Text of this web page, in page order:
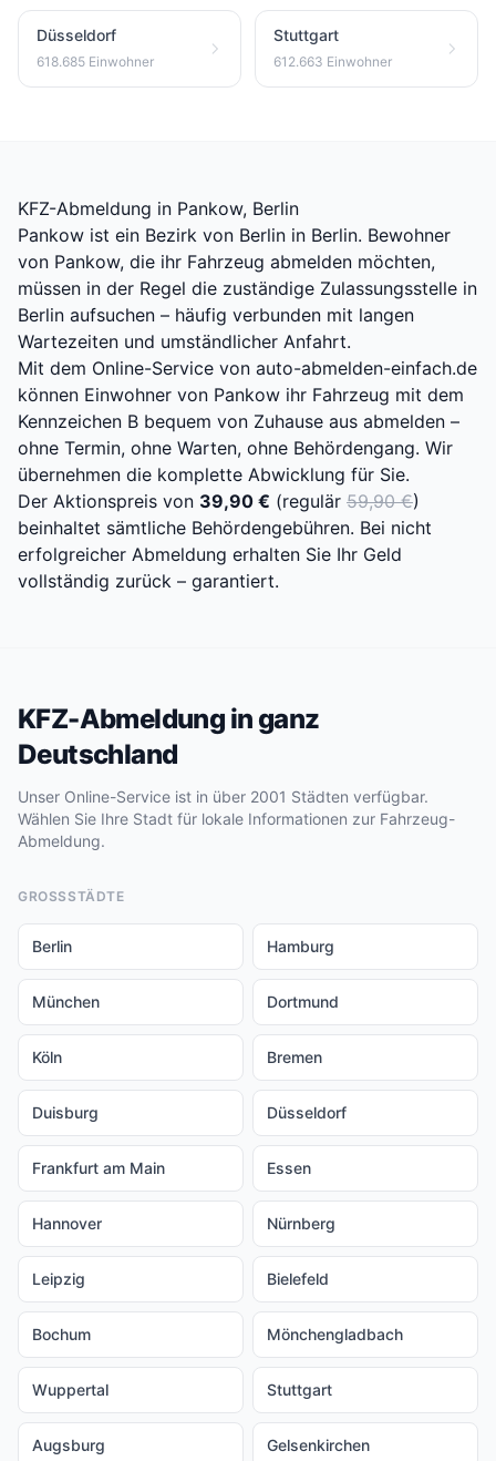
Düsseldorf
618.685 Einwohner
Stuttgart
612.663 Einwohner
KFZ-Abmeldung in Pankow, Berlin
Pankow ist ein Bezirk von Berlin in Berlin. Bewohner
von Pankow, die ihr Fahrzeug abmelden möchten,
müssen in der Regel die zuständige Zulassungsstelle in
Berlin aufsuchen – häufig verbunden mit langen
Wartezeiten und umständlicher Anfahrt.
Mit dem Online-Service von auto-abmelden-einfach.de
können Einwohner von Pankow ihr Fahrzeug mit dem
Kennzeichen B bequem von Zuhause aus abmelden –
ohne Termin, ohne Warten, ohne Behördengang. Wir
übernehmen die komplette Abwicklung für Sie.
Der Aktionspreis von 39,90 € (regulär 59,90 €)
beinhaltet sämtliche Behördengebühren. Bei nicht
erfolgreicher Abmeldung erhalten Sie Ihr Geld
vollständig zurück – garantiert.
KFZ-Abmeldung in ganz
Deutschland
Unser Online-Service ist in über 2001 Städten verfügbar.
Wählen Sie Ihre Stadt für lokale Informationen zur Fahrzeug-
Abmeldung.
GROSSSTÄDTE
Berlin Hamburg
München Dortmund
Köln Bremen
Duisburg Düsseldorf
Frankfurt am Main Essen
Hannover Nürnberg
Leipzig Bielefeld
Bochum Mönchengladbach
Wuppertal Stuttgart
Augsburg Gelsenkirchen